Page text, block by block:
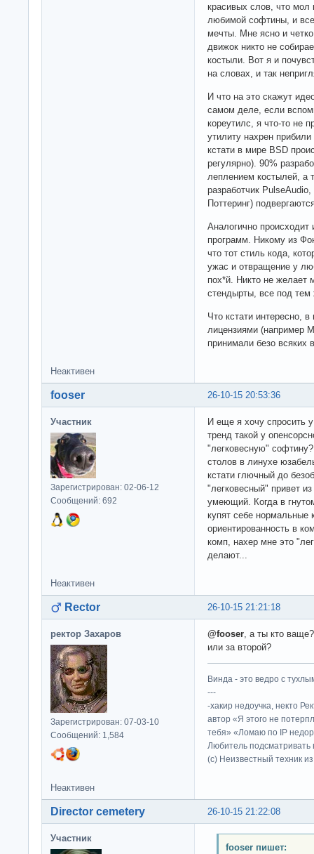
красивых слов, что мол
любимой софтины, и
мечты. Мне ясно и четко
движок никто не
костыли. Вот я и
на словах, и так
И что на это скажут
самом деле, если
кореутилс, я что-то не
утилиту нахрен
кстати в мире BSD
регулярно). 90%
леплением костылей, а
разработчик
Поттеринг)
Аналогично
программ. Никому из
что тот стиль кода,
ужас и отвращение у
пох*й. Никто не желает
стендырты, все под
Что кстати интересно,
лицензиями (например
принимали безо всяких
Неактивен
26-10-15 20:53:36
fooser
Участник
Зарегистрирован: 02-06-12
Сообщений: 692
И еще я хочу спросить
тренд такой у
"легковесную"
столов в линухе
кстати глючный до
"легковесный" привет
умеющий. Когда в
купят себе
ориентированность в
комп, нахер мне это
делают...
Неактивен
26-10-15 21:21:18
Rector
ректор Захаров
Зарегистрирован: 07-03-10
Сообщений: 1,584
@fooser , а ты кто
или за второй?
Винда - это ведро с
---
-хакир недоучка, некто
автор «Я этого не
тебя» «Ломаю по IP
Любитель подсматривать
(c) Неизвестный техник
Неактивен
26-10-15 21:22:08
Director cemetery
Участник
fooser пишет: